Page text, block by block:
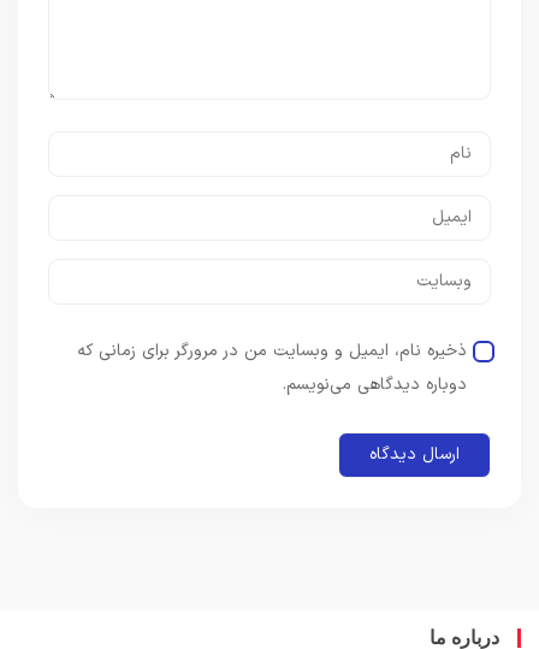
ذخیره نام، ایمیل و وبسایت من در مرورگر برای زمانی که
دوباره دیدگاهی می‌نویسم.
ما